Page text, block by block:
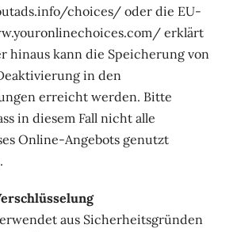
choices/ oder die EU-
erklärt
hinaus kann die Speicherung von
in den
erreicht werden. Bitte
in diesem Fall nicht alle
Online-Angebots genutzt
aus Sicherheitsgründen